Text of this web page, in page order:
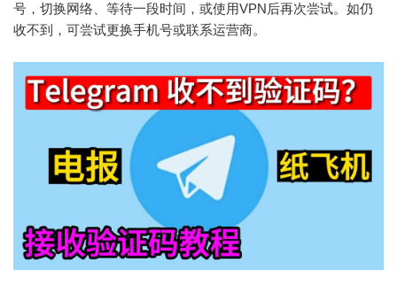
号，切换网络、等待一段时间，或使用VPN后再次尝试。如仍
收不到，可尝试更换手机号或联系运营商。